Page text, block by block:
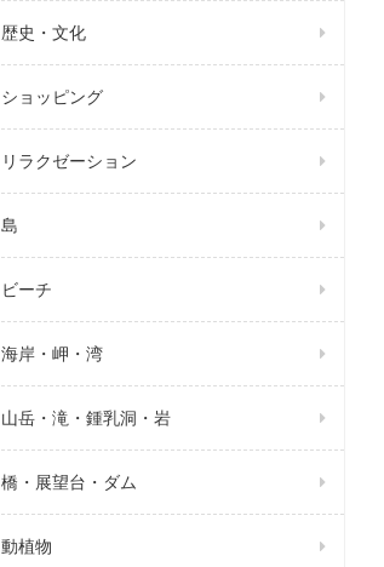
歴史・文化
ショッピング
リラクゼーション
島
ビーチ
海岸・岬・湾
山岳・滝・鍾乳洞・岩
橋・展望台・ダム
動植物